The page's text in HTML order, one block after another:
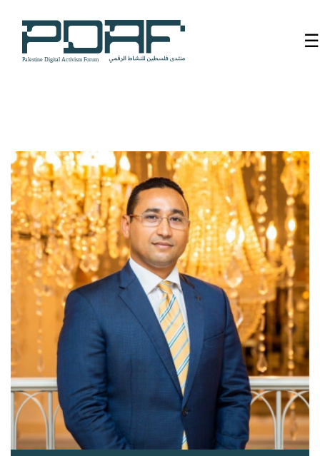
من
نحن
مدربون
ومتحدثون
سنوات
سابقة
سجل الآن
EN
☰